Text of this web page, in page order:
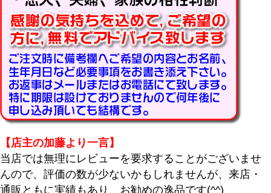
【店主の加藤より一言】
当店では無理にレビューを要求することがございませ
んので、評価の数が少ないかもしれませんが、来店・
通販ともに実績もあり、お勧めの逸品です(^^)
商品タグ
セール
限定
再入荷
翌日発送
在庫なし商品
在庫なし商品を表示しない
商品番号/JANコード
バンドル販売